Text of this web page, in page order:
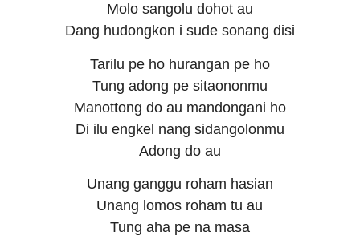
Molo sangolu dohot au
Dang hudongkon i sude sonang disi
Tarilu pe ho hurangan pe ho
Tung adong pe sitaononmu
Manottong do au mandongani ho
Di ilu engkel nang sidangolonmu
Adong do au
Unang ganggu roham hasian
Unang lomos roham tu au
Tung aha pe na masa